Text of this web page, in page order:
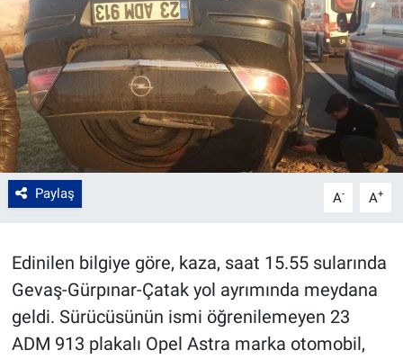
Paylaş A- A+
Edinilen bilgiye göre, kaza, saat 15.55 sularında
Gevaş-Gürpınar-Çatak yol ayrımında meydana
geldi. Sürücüsünün ismi öğrenilemeyen 23
ADM 913 plakalı Opel Astra marka otomobil,